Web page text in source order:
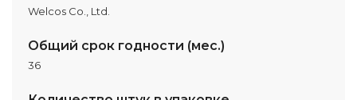
Welcos Co., Ltd.
Общий срок годности (мес.)
36